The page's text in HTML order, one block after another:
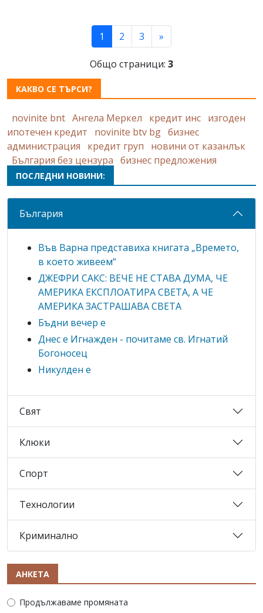
1 (current)
2 3 »
Общо страници: 3
КАКВО СЕ ТЪРСИ?
novinite bnt Ангела Меркел кредит инс изгоден
ипотечен кредит
novinite btv bg бизнес
администрация
кредит груп
новини от казанлък
България без цензура бизнес предложения
ПОСЛЕДНИ НОВИНИ:
България
Във Варна представиха книгата „Времето,
в което живеем“
ДЖЕФРИ САКС: ВЕЧЕ НЕ СТАВА ДУМА, ЧЕ
АМЕРИКА ЕКСПЛОАТИРА СВЕТА, А ЧЕ
АМЕРИКА ЗАСТРАШАВА СВЕТА
Бъдни вечер е
Днес е Игнажден - почитаме св. Игнатий
Богоносец
Никулден е
Свят
Клюки
Спорт
Технологии
Криминално
АНКЕТА
Продължаваме промяната